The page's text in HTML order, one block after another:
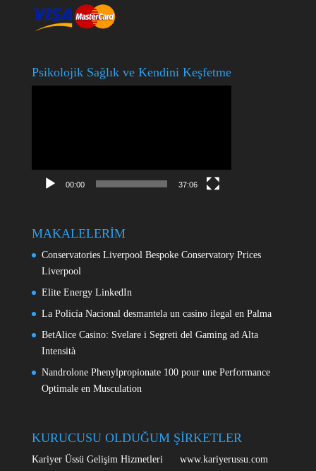
Psikolojik Sağlık ve Kendini Keşfetme
00:00 37:06
MAKALELERİM
Conservatories Liverpool Bespoke Conservatory Prices
Liverpool
Elite Energy LinkedIn
La Policía Nacional desmantela un casino ilegal en Palma
BetAlice Casino: Svelare i Segreti del Gaming ad Alta
Intensità
Nandrolone Phenylpropionate 100 pour une Performance
Optimale en Musculation
KURUCUSU OLDUĞUM ŞİRKETLER
Kariyer Üssü Gelişim Hizmetleri www.kariyerussu.com